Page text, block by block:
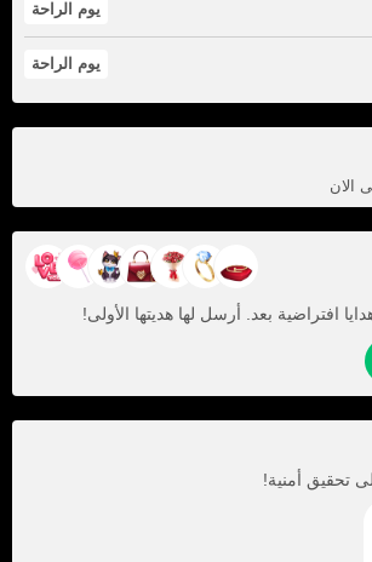
يوم الراحة
يوم الراحة
الان
افتراضية بعد. أرسل لها هديتها الأولى!
تحقيق أمنية!